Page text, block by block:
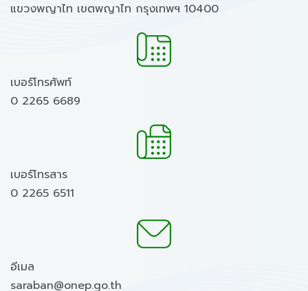
แขวงพญาไท เขตพญาไท กรุงเทพฯ 10400
เบอร์โทรศัพท์
0 2265 6689
เบอร์โทรสาร
0 2265 6511
อีเมล
saraban@onep.go.th